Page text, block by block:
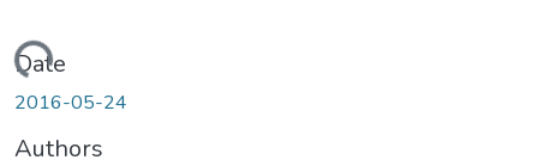
Loading...
Date
2016-05-24
Authors